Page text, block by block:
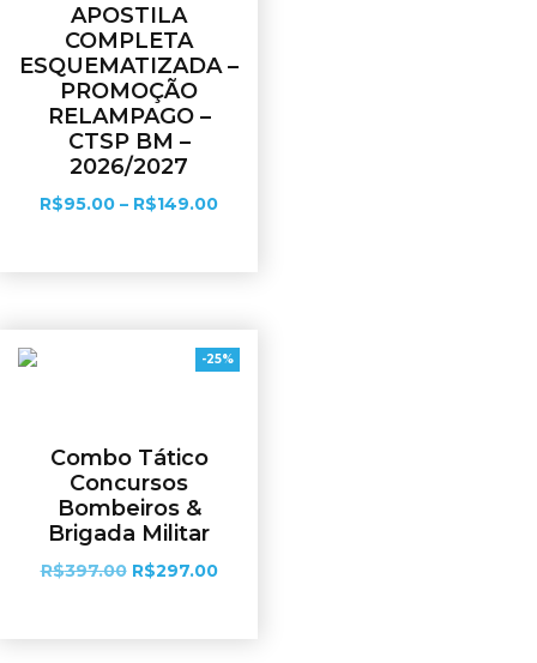
APOSTILA
COMPLETA
ESQUEMATIZADA –
PROMOÇÃO
RELAMPAGO –
CTSP BM –
2026/2027
R$95.00 – R$149.00
-25%
Combo Tático
Concursos
Bombeiros &
Brigada Militar
R$397.00 R$297.00